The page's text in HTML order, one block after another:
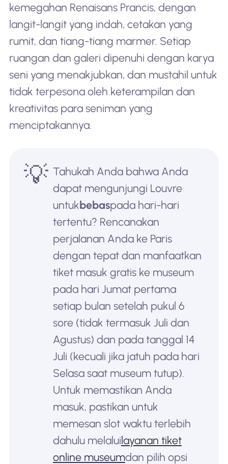
kemegahan Renaisans Prancis, dengan
langit-langit yang indah, cetakan yang
rumit, dan tiang-tiang marmer. Setiap
ruangan dan galeri dipenuhi dengan karya
seni yang menakjubkan, dan mustahil untuk
tidak terpesona oleh keterampilan dan
kreativitas para seniman yang
menciptakannya.
💡 Tahukah Anda bahwa Anda
dapat mengunjungi Louvre
untukbebaspada hari-hari
tertentu? Rencanakan
perjalanan Anda ke Paris
dengan tepat dan manfaatkan
tiket masuk gratis ke museum
pada hari Jumat pertama
setiap bulan setelah pukul 6
sore (tidak termasuk Juli dan
Agustus) dan pada tanggal 14
Juli (kecuali jika jatuh pada hari
Selasa saat museum tutup).
Untuk memastikan Anda
masuk, pastikan untuk
memesan slot waktu terlebih
dahulu melaluilayanan tiket
online museumdan pilih opsi